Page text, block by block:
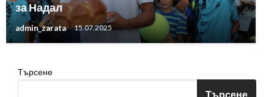
за Надал
admin_zarata 15.07.2025
Търсене
Търсене